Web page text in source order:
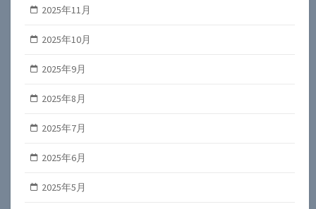
2025年11月
2025年10月
2025年9月
2025年8月
2025年7月
2025年6月
2025年5月